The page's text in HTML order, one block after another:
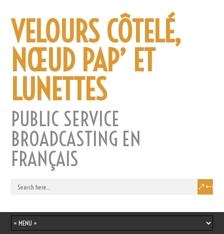
VELOURS CÔTELÉ,
NŒUD PAP’ ET
LUNETTES
PUBLIC SERVICE
BROADCASTING EN
FRANÇAIS